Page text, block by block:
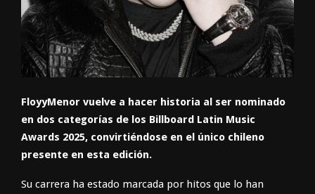
FloyyMenor vuelve a hacer historia al ser nominado
en dos categorías de los Billboard Latin Music
Awards 2025, convirtiéndose en el único chileno
presente en esta edición.
Su carrera ha estado marcada por hitos que lo han